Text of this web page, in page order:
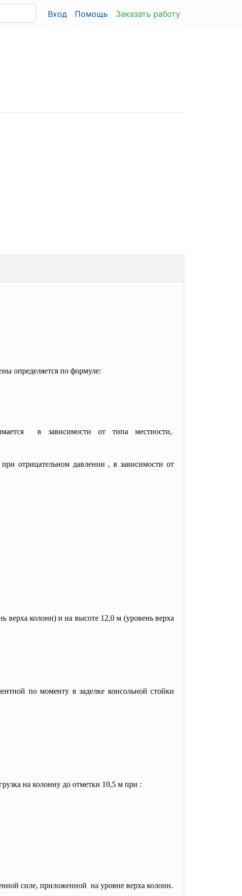
Вход Помощь Заказать работу
определяется по формуле:
в зависимости от типа местности,
при отрицательном давлении , в зависимости от
верха колонн) и на высоте 12,0 м (уровень верха
по моменту в заделке консольной стойки
на колонну до отметки 10,5 м при :
силе, приложенной на уровне верха колонн.